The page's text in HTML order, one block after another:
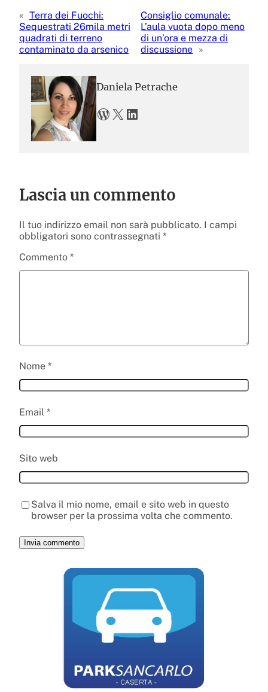
« Terra dei Fuochi:
Sequestrati 26mila metri
quadrati di terreno
contaminato da arsenico
Consiglio comunale:
L’aula vuota dopo meno
di un’ora e mezza di
discussione »
Daniela Petrache
WordPress X LinkedIn
Lascia un commento
Il tuo indirizzo email non sarà pubblicato. I campi
obbligatori sono contrassegnati *
Commento *
Nome *
Email *
Sito web
Salva il mio nome, email e sito web in questo
browser per la prossima volta che commento.